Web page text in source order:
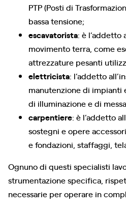
PTP (Posti di
bassa tensione;
escavatorista: è l’addetto
movimento terra, come
attrezzature pesanti
elettricista: l’addetto
manutenzione di
di illuminazione e di
carpentiere: è l’addetto
sostegni e opere
e fondazioni, staffaggi,
Ognuno di questi specialisti
strumentazione specifica,
necessarie per operare in